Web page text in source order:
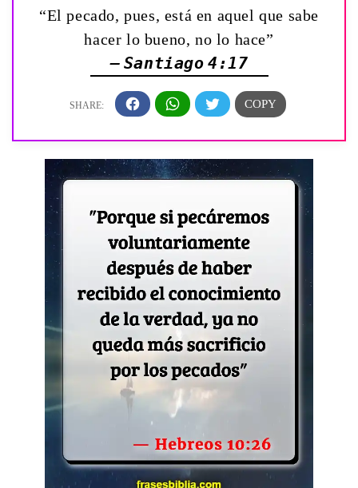
“El pecado, pues, está en aquel que sabe
hacer lo bueno, no lo hace”
— Santiago 4:17